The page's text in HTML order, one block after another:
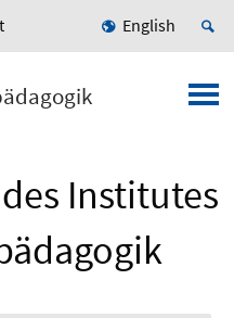
English
Institutes